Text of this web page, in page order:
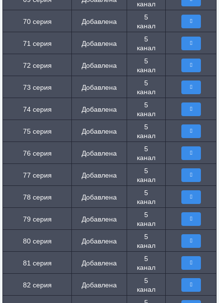
канал
70 серия Добавлена
5
канал
71 серия Добавлена
5
канал
72 серия Добавлена
5
канал
73 серия Добавлена
5
канал
74 серия Добавлена
5
канал
75 серия Добавлена
5
канал
76 серия Добавлена
5
канал
77 серия Добавлена
5
канал
78 серия Добавлена
5
канал
79 серия Добавлена
5
канал
80 серия Добавлена
5
канал
81 серия Добавлена
5
канал
82 серия Добавлена
5
канал